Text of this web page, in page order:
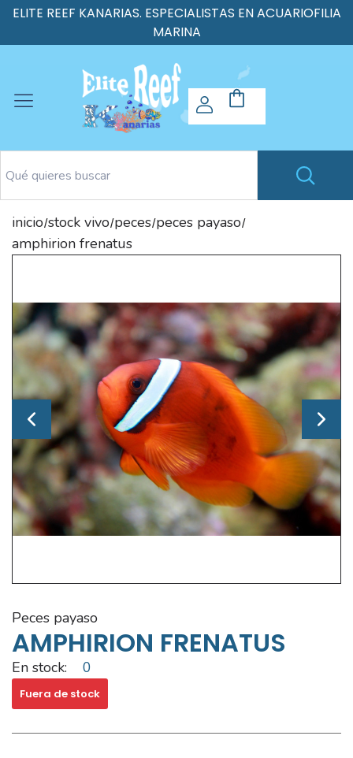
ELITE REEF KANARIAS. ESPECIALISTAS EN ACUARIOFILIA
MARINA
inicio/stock vivo/peces/peces payaso/
amphirion frenatus
peces payaso
AMPHIRION FRENATUS
En stock: 0
Fuera de stock